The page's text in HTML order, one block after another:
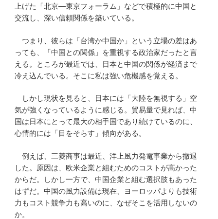
上げた「北京―東京フォーラム」などで積極的に中国と
交流し、深い信頼関係を築いている。
つまり、彼らは「台湾か中国か」という立場の差はあ
っても、「中国との関係」を重視する政治家だったと言
える。ところが最近では、日本と中国の関係が経済まで
冷え込んでいる。そこに私は強い危機感を覚える。
しかし現状を見ると、日本には「大陸を無視する」空
気が強くなっているように感じる。貿易量で見れば、中
国は日本にとって最大の相手国であり続けているのに、
心情的には「目をそらす」傾向がある。
例えば、三菱商事は最近、洋上風力発電事業から撤退
した。原因は、欧米企業と組むためのコストが高かった
からだ。しかし一方で、中国企業と組む選択肢もあった
はずだ。中国の風力設備は現在、ヨーロッパよりも技術
力もコスト競争力も高いのに、なぜそこを活用しないの
か。